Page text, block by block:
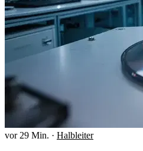
vor 29 Min. · Halbleiter